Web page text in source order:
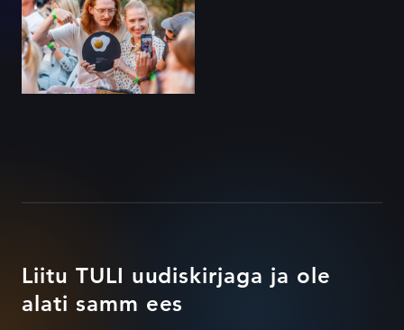
Liitu TULI uudiskirjaga ja ole
alati samm ees